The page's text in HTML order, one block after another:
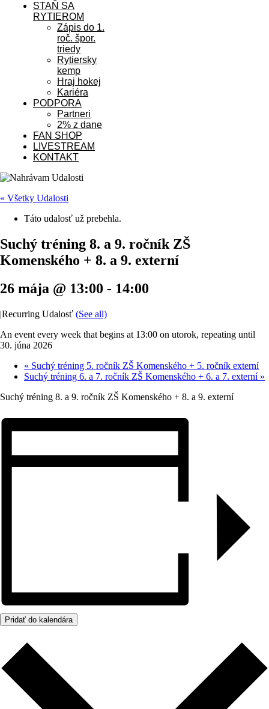
STAŇ SA
RYTIEROM
Zápis do 1.
roč. špor.
triedy
Rytiersky
kemp
Hraj hokej
Kariéra
PODPORA
Partneri
2% z dane
FAN SHOP
LIVESTREAM
KONTAKT
« Všetky Udalosti
Táto udalosť už prebehla.
Suchý tréning 8. a 9. ročník ZŠ
Komenského + 8. a 9. externí
26 mája @ 13:00 - 14:00
|Recurring Udalosť (See all)
An event every week that begins at 13:00 on utorok, repeating until
30. júna 2026
« Suchý tréning 5. ročník ZŠ Komenského + 5. ročník externí
Suchý tréning 6. a 7. ročník ZŠ Komenského + 6. a 7. externí »
Suchý tréning 8. a 9. ročník ZŠ Komenského + 8. a 9. externí
Pridať do kalendára